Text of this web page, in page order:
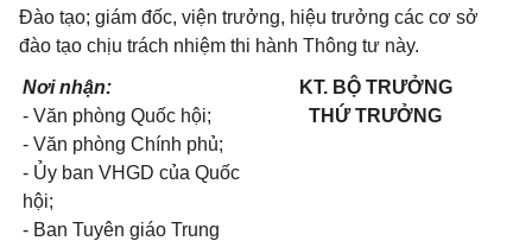
Đào tạo; giám đốc, viện trưởng, hiệu trưởng các cơ sở
đào tạo chịu trách nhiệm thi hành Thông tư này.
Nơi nhận:
- Văn phòng Quốc hội;
- Văn phòng Chính phủ;
- Ủy ban VHGD của Quốc
hội;
- Ban Tuyên giáo Trung
KT. BỘ TRƯỞNG
THỨ TRƯỞNG